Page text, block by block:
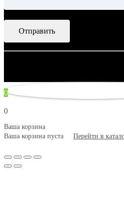
0
0
Ваша корзина
Ваша корзина пуста
Перейти в